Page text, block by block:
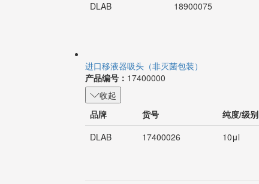
DLAB
18900075
进口移液器吸头（非灭菌包装）
产品编号： 17400000
收起
品牌
货号 纯度/级别
DLAB
17400026 10μl